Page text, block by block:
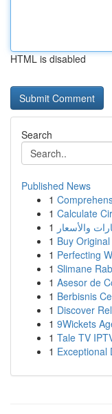
HTML is disabled
Search
Published News
1
1 Calculate
1
1 Buy
1 Perfecting
1 Slimane
1 Asesor de
1 Berbisnis
1 Discover
1 9Wickets
1 Tale TV
1 Exceptional